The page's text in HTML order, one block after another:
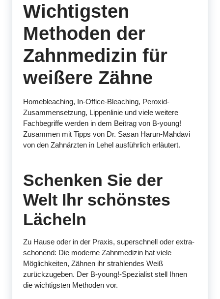
Wichtigsten
Methoden der
Zahnmedizin für
weißere Zähne
Homebleaching, In-Office-Bleaching, Peroxid-
Zusammensetzung, Lippenlinie und viele weitere
Fachbegriffe werden in dem Beitrag von B-young!
Zusammen mit Tipps von Dr. Sasan Harun-Mahdavi
von den Zahnärzten in Lehel ausführlich erläutert.
Schenken Sie der
Welt Ihr schönstes
Lächeln
Zu Hause oder in der Praxis, superschnell oder extra-
schonend: Die moderne Zahnmedizin hat viele
Möglichkeiten, Zähnen ihr strahlendes Weiß
zurückzugeben. Der B-young!-Spezialist stell Ihnen
die wichtigsten Methoden vor.